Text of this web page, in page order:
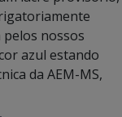
nossos
azul estando
da AEM-MS,